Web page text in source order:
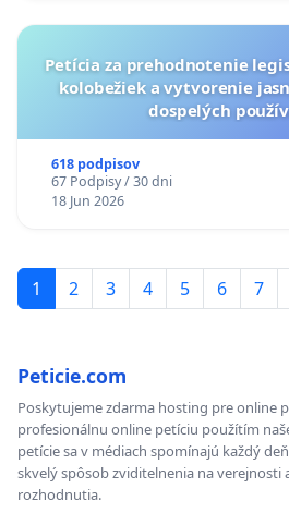
Petícia za prehodnotenie
kolobežiek a vytvorenie
dospelých
618 podpisov
67 Podpisy / 30 dni
18 Jun 2026
1 2 3 4 5 6 7
Peticie.com
Poskytujeme zdarma hosting pre online
profesionálnu online petíciu použítím
petície sa v médiach spomínajú každý
skvelý spôsob zviditelnenia na
rozhodnutia.